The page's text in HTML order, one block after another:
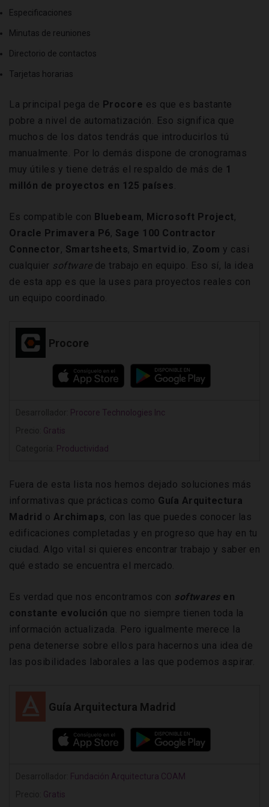
Especificaciones
Minutas de reuniones
Directorio de contactos
Tarjetas horarias
La principal pega de Procore es que es bastante
pobre a nivel de automatización. Eso significa que
muchos de los datos tendrás que introducirlos tú
manualmente. Por lo demás dispone de cronogramas
muy útiles y tiene detrás el respaldo de más de 1
millón de proyectos en 125 países.
Es compatible con Bluebeam, Microsoft Project,
Oracle Primavera P6, Sage 100 Contractor
Connector, Smartsheets, Smartvid .io, Zoom y casi
cualquier software de trabajo en equipo. Eso sí, la idea
de esta app es que la uses para proyectos reales con
un equipo coordinado.
Procore
Procore Technologies Inc
Gratis
Productividad
Fuera de esta lista nos hemos dejado soluciones más
informativas que prácticas como Guía Arquitectura
Madrid o Archimaps, con las que puedes conocer las
edificaciones completadas y en progreso que hay en tu
ciudad. Algo vital si quieres encontrar trabajo y saber en
qué estado se encuentra el mercado.
Es verdad que nos encontramos con softwares en
constante evolución que no siempre tienen toda la
información actualizada. Pero igualmente merece la
pena detenerse sobre ellos para hacernos una idea de
las posibilidades laborales a las que podemos aspirar.
Guía Arquitectura Madrid
Fundación Arquitectura COAM
Gratis